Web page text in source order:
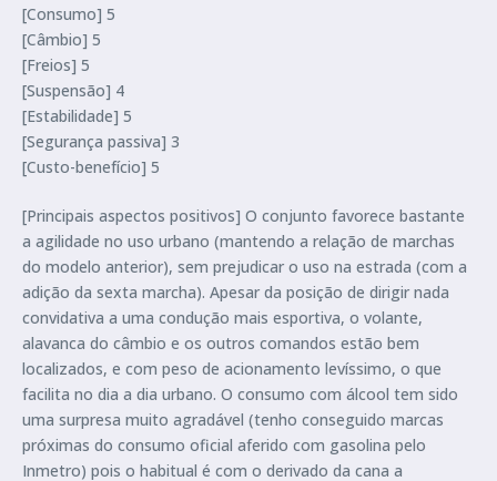
[Consumo] 5
[Câmbio] 5
[Freios] 5
[Suspensão] 4
[Estabilidade] 5
[Segurança passiva] 3
[Custo-benefício] 5
[Principais aspectos positivos] O conjunto favorece bastante
a agilidade no uso urbano (mantendo a relação de marchas
do modelo anterior), sem prejudicar o uso na estrada (com a
adição da sexta marcha). Apesar da posição de dirigir nada
convidativa a uma condução mais esportiva, o volante,
alavanca do câmbio e os outros comandos estão bem
localizados, e com peso de acionamento levíssimo, o que
facilita no dia a dia urbano. O consumo com álcool tem sido
uma surpresa muito agradável (tenho conseguido marcas
próximas do consumo oficial aferido com gasolina pelo
Inmetro) pois o habitual é com o derivado da cana a